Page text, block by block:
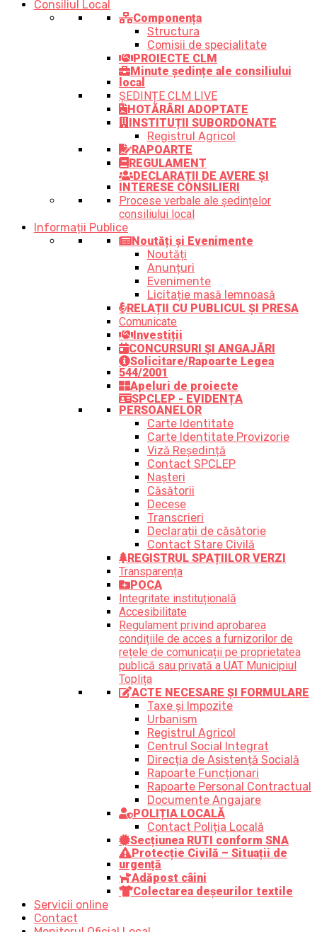
Consiliul Local
Componența
Structura
Comisii de specialitate
PROIECTE CLM
Minute ședințe ale consiliului
local
ȘEDINȚE CLM LIVE
HOTĂRÂRI ADOPTATE
INSTITUȚII SUBORDONATE
Registrul Agricol
RAPOARTE
REGULAMENT
DECLARAȚII DE AVERE ȘI
INTERESE CONSILIERI
Procese verbale ale ședințelor
consiliului local
Informații Publice
Noutăți și Evenimente
Noutăți
Anunțuri
Evenimente
Licitație masă lemnoasă
RELAȚII CU PUBLICUL ȘI PRESA
Comunicate
Investiții
CONCURSURI ȘI ANGAJĂRI
Solicitare/Rapoarte Legea
544/2001
Apeluri de proiecte
SPCLEP - EVIDENȚA
PERSOANELOR
Carte Identitate
Carte Identitate Provizorie
Viză Reședință
Contact SPCLEP
Nașteri
Căsătorii
Decese
Transcrieri
Declarații de căsătorie
Contact Stare Civilă
REGISTRUL SPAȚIILOR VERZI
Transparența
POCA
Integritate instituțională
Accesibilitate
Regulament privind aprobarea
condițiile de acces a furnizorilor de
rețele de comunicații pe proprietatea
publică sau privată a UAT Municipiul
Toplița
ACTE NECESARE ȘI FORMULARE
Taxe și Impozite
Urbanism
Registrul Agricol
Centrul Social Integrat
Direcția de Asistență Socială
Rapoarte Funcționari
Rapoarte Personal Contractual
Documente Angajare
POLIȚIA LOCALĂ
Contact Poliția Locală
Secțiunea RUTI conform SNA
Protecție Civilă – Situații de
urgență
Adăpost câini
Colectarea deșeurilor textile
Servicii online
Contact